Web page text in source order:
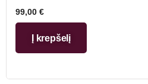
99,00 €
Į krepšelį